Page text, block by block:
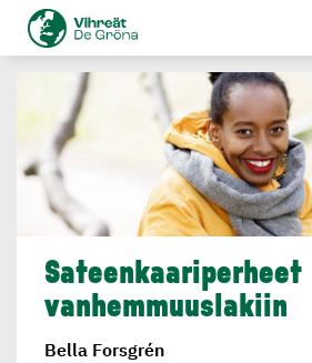
Sateenkaa­ri­per­heet
vanhemmuus­lakiin
Bella Forsgrén